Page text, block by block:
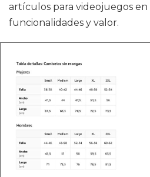
artículos para videojuegos
funcionalidades y valor.